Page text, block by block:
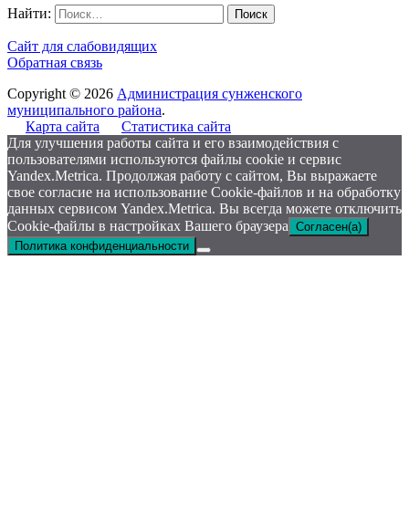
Найти:
Сайт для слабовидящих
Обратная связь
Copyright © 2026 Администрация сунженского
муниципального района.
Карта сайта
Статистика сайта
Для улучшения работы сайта и его взаимодействия с
пользователями используются файлы cookie и сервис
Yandex.Metrica. Продолжая работу с сайтом, Вы выражаете
свое согласие на использование Cookie-файлов и на обработку
данных сервисом Yandex.Metrica. Вы всегда можете отключить
Cookie-файлы в настройках Вашего браузера Согласен(а)
Политика конфиденциальности